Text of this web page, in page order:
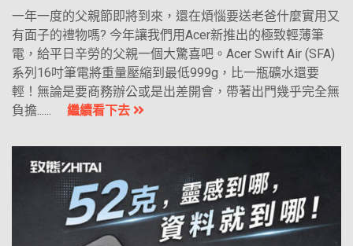
一年一度的父親節即將到來，還在煩惱要送老爸什麼實用又
有面子的禮物嗎? 今年讓我們用Acer新推出的極致輕薄筆
電，給平日辛勞的父親一個大驚喜吧。Acer Swift Air (SFA)
系列16吋筆電將重量壓縮到最低999g，比一瓶礦水還要
輕！無論是要商務辦公或是出差開會，帶著出門幾乎完全無
負擔...... 繼續看下去